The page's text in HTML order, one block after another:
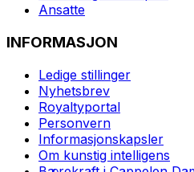
Ansatte
INFORMASJON
Ledige stillinger
Nyhetsbrev
Royaltyportal
Personvern
Informasjonskapsler
Om kunstig intelligens